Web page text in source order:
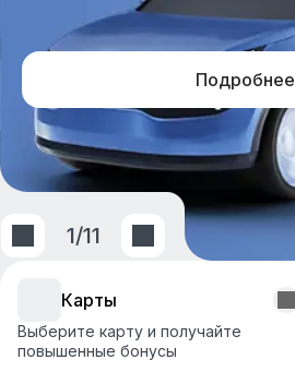
Подробнее
1/11
Карты
Выберите карту и получайте
повышенные бонусы